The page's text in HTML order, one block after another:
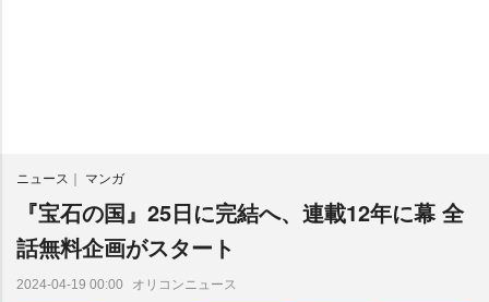
ニュース マンガ
『宝石の国』25日に完結へ、連載12年に幕 全
話無料企画がスタート
2024-04-19 00:00 オリコンニュース